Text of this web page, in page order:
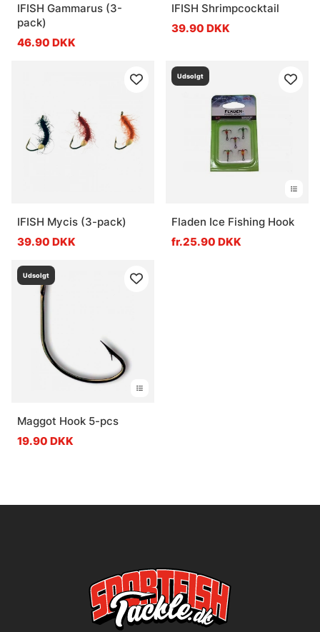
IFISH Gammarus (3-
pack)
46.90 DKK
IFISH Shrimpcocktail
39.90 DKK
IFISH Mycis (3-pack)
39.90 DKK
Udsolgt
Fladen Ice Fishing Hook
fr.25.90 DKK
Udsolgt
Maggot Hook 5-pcs
19.90 DKK